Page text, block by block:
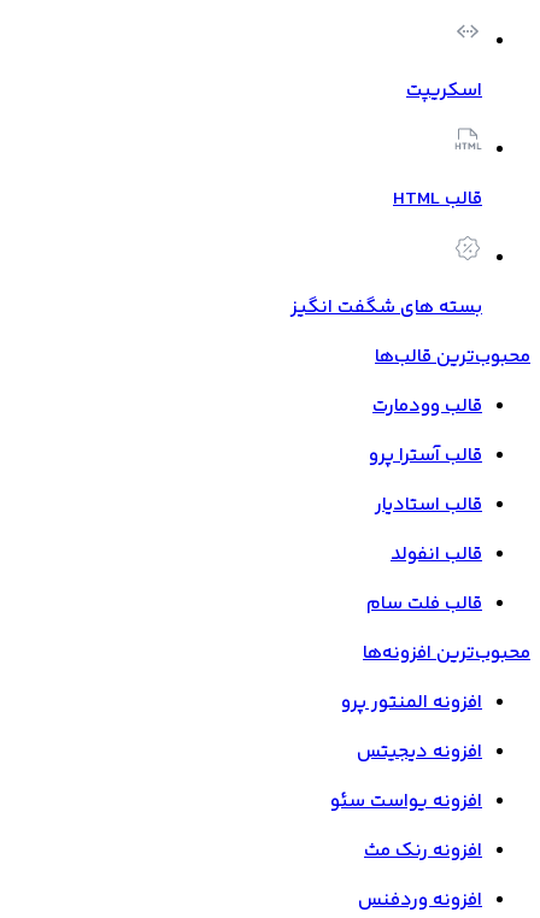
اسکریپت
قالب HTML
بسته های شگفت انگیز
محبوب‌ترین قالب‌ها
قالب وودمارت
قالب آسترا پرو
قالب استادیار
قالب انفولد
قالب فلت سام
محبوب‌ترین افزونه‌ها
افزونه المنتور پرو
افزونه دیجیتس
افزونه یواست سئو
افزونه رنک مث
افزونه وردفنس